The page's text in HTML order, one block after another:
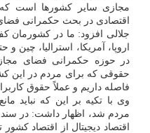
مجازی سایر کشورها است
اقتصادی در بحث حکمرانی
جلالی افزود: ما در کشورمان
اروپا، آمریکا، استرالیا، چین
در حوزه حکمرانی فضای
حقوقی که برای مردم در این
فاصله داریم و عملاً حقوق
وی با تکیه بر این که نباید
اقتصاد دیجیتال از اقتصاد